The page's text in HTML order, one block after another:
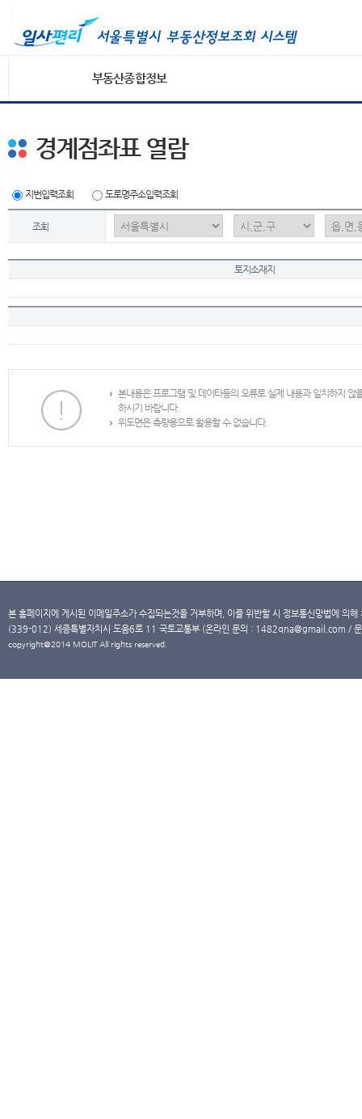
부동산종합정보
경계점좌표 열람
지번입력조회 도로명주소입력조회
조회
토지소재지
본내용은 프로그램 및 데이타등의 오류로 실제 내용과 일치하지
하시기 바랍니다.
위도면은 측량용으로 활용할 수 없습니다.
본 홈페이지에 게시된 이메일주소가 수집되는것을 거부하며, 이를 위반할 시 정보통신망법에 의
(339-012) 세종특별자치시 도움6로 11 국토교통부 (온라인 문의 : 1482qna@gmail.com /
copyright@2014 MOLIT All rights reserved.